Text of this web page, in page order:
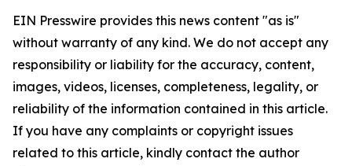
EIN Presswire provides this news content "as is"
without warranty of any kind. We do not accept any
responsibility or liability for the accuracy, content,
images, videos, licenses, completeness, legality, or
reliability of the information contained in this article.
If you have any complaints or copyright issues
related to this article, kindly contact the author